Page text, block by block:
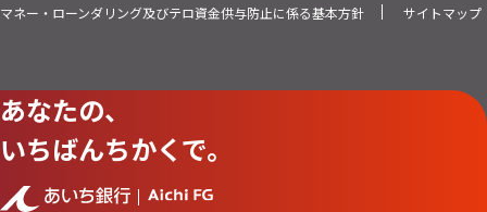
あなたの、
いちばんちかくで。
マネー・ローンダリング及びテロ資金供与防止に係る基本方針 サイトマップ